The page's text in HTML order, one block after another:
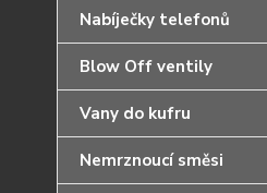
Nabíječky telefonů
Blow Off ventily
Vany do kufru
Nemrznoucí směsi